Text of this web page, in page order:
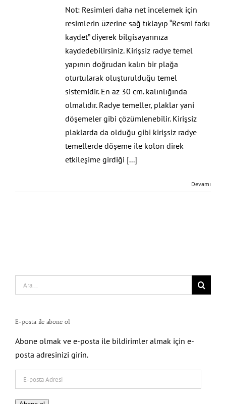
Not: Resimleri daha net incelemek için
resimlerin üzerine sağ tıklayıp “Resmi farkı
kaydet” diyerek bilgisayarınıza
kaydedebilirsiniz. Kirişsiz radye temel
yapının doğrudan kalın bir plağa
oturtularak oluşturulduğu temel
sistemidir. En az 30 cm. kalınlığında
olmalıdır. Radye temeller, plaklar yani
döşemeler gibi çözümlenebilir. Kirişsiz
plaklarda da olduğu gibi kirişsiz radye
temellerde döşeme ile kolon direk
etkileşime girdiği [...]
Devamı
Search
for:
E-posta ile abone ol
Abone olmak ve e-posta ile bildirimler almak için e-
posta adresinizi girin.
posta